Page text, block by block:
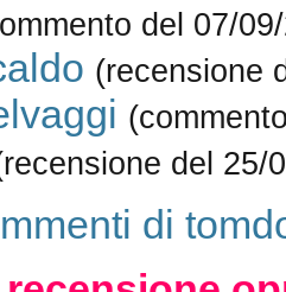
del 07/
(recensione
del 25/
di